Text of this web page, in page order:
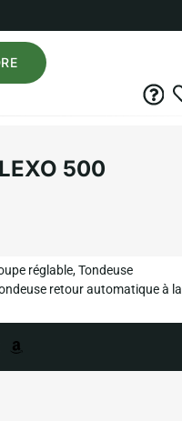
500
réglable,Tondeuse
retour automatique à la